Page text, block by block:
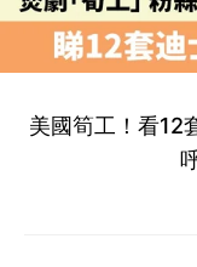
美國筍工！看12